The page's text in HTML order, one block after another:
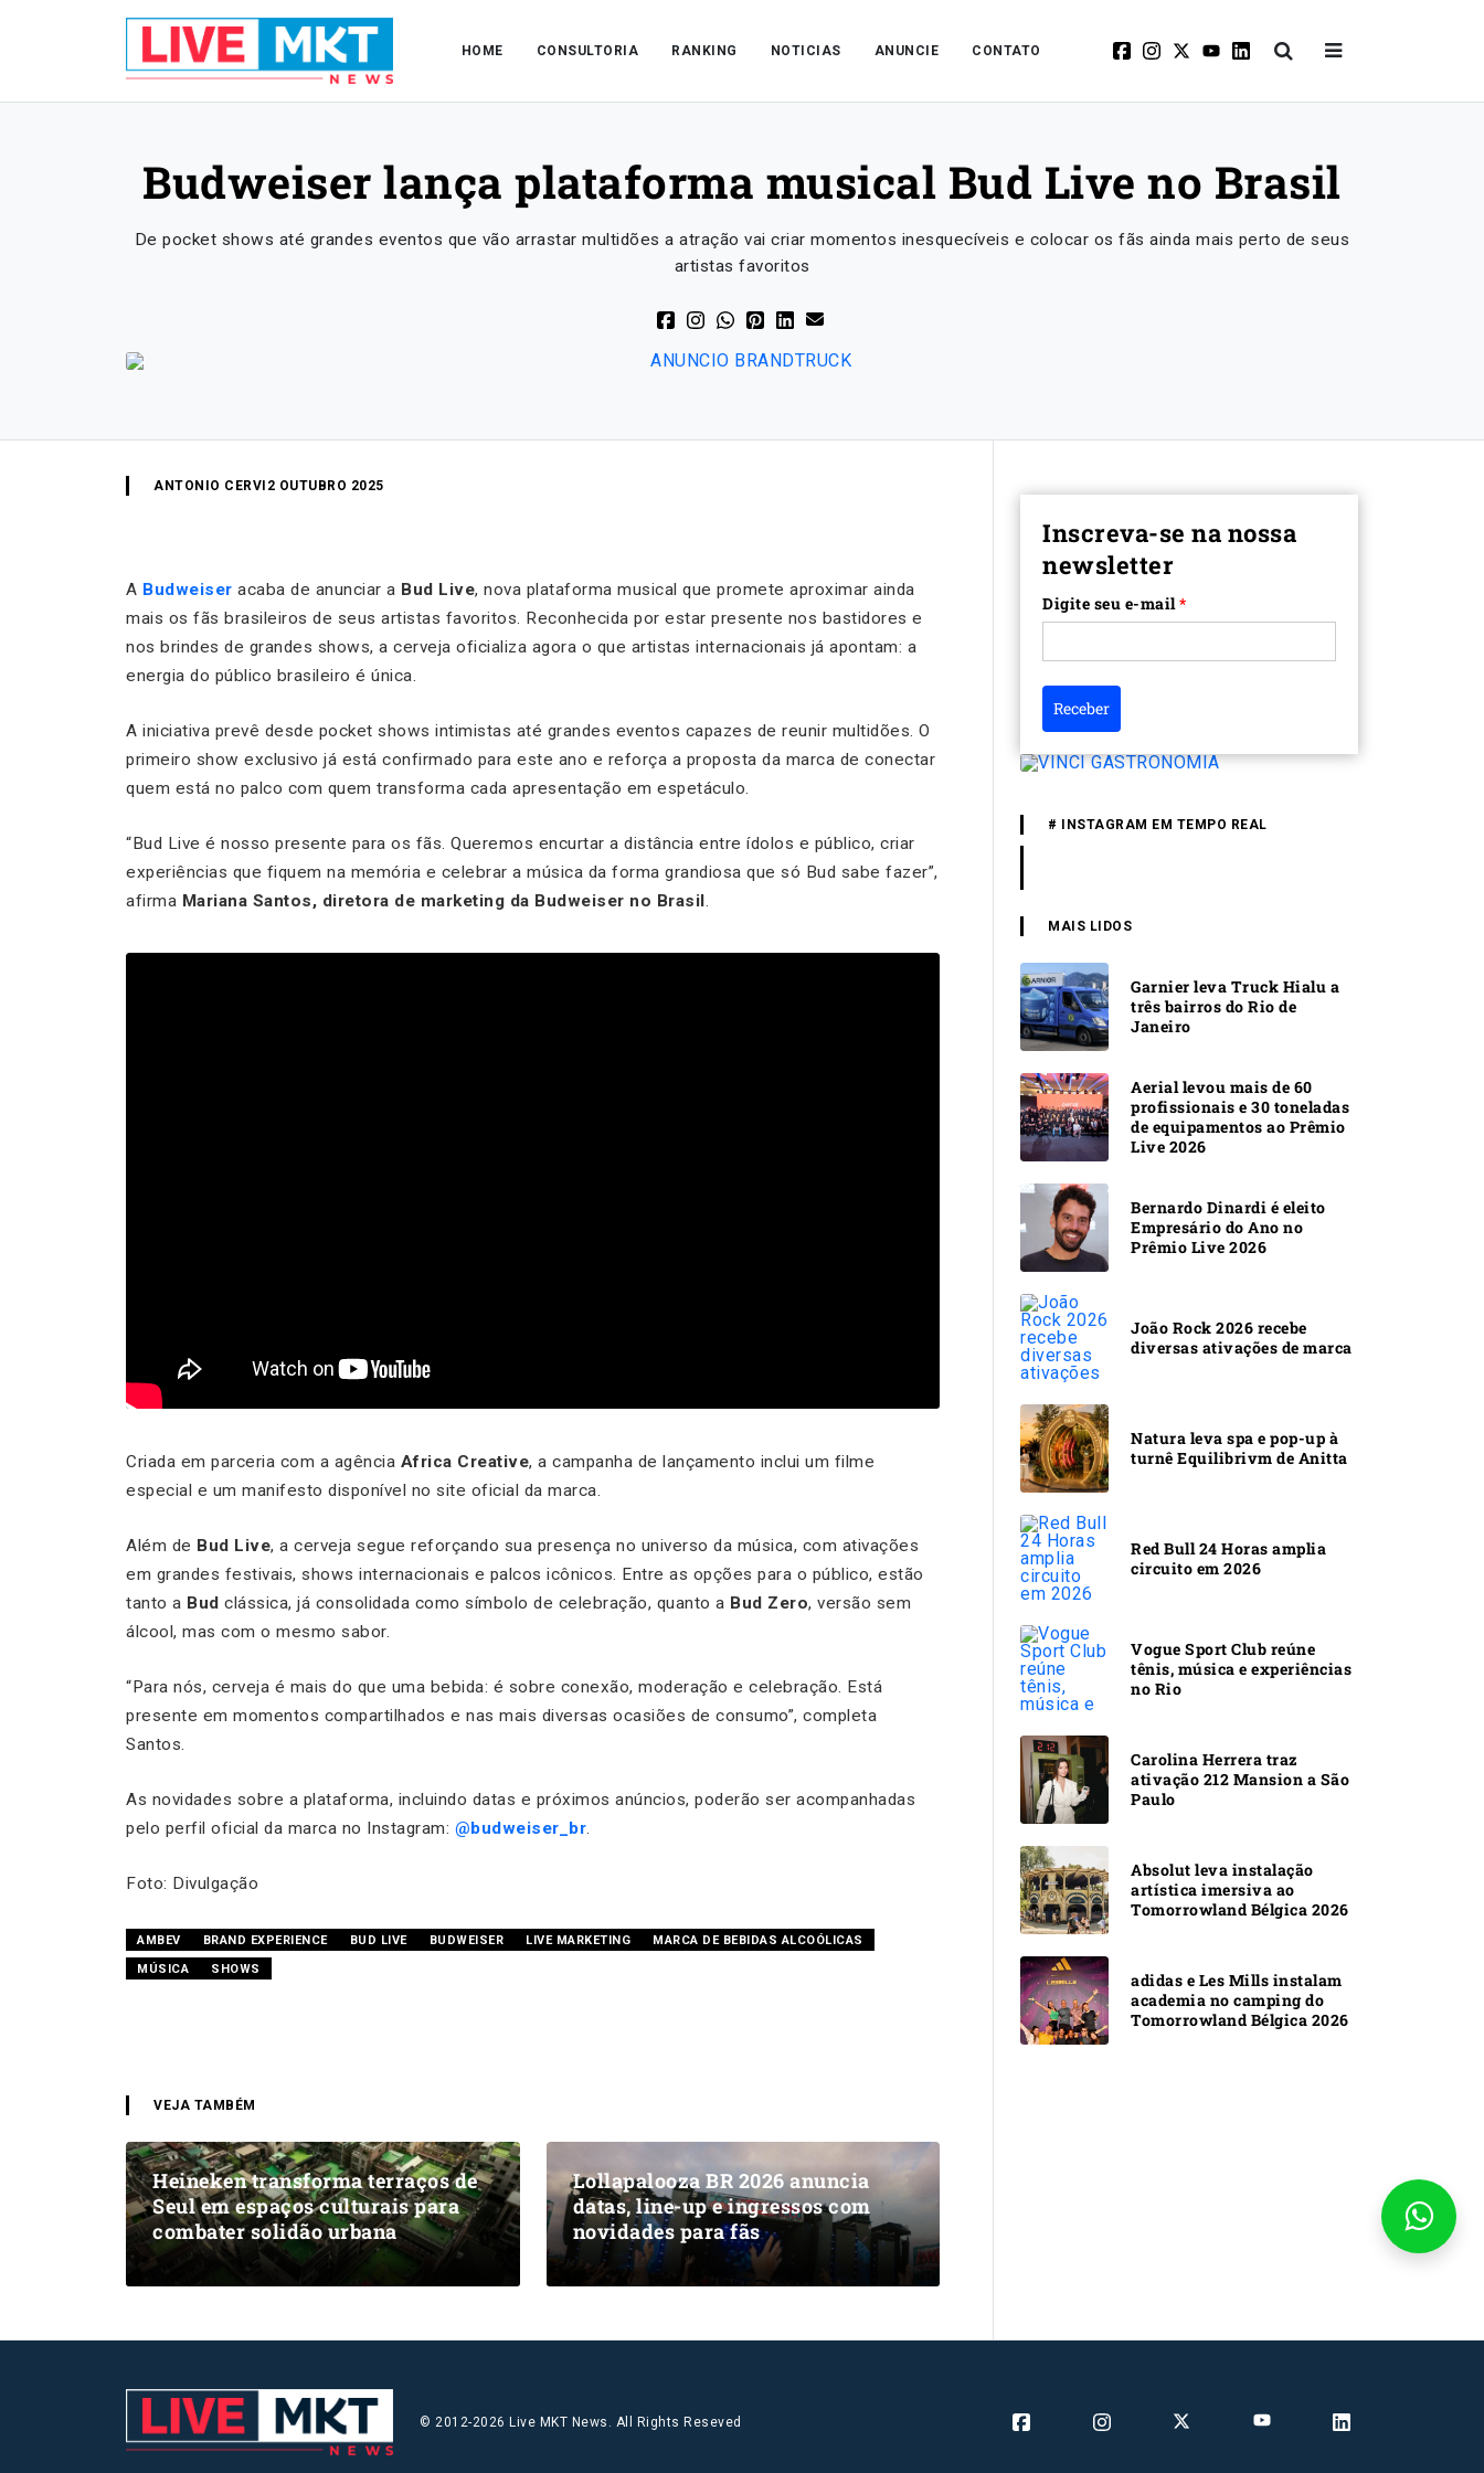
HOME CONSULTORIA RANKING NOTICIAS ANUNCIE CONTATO
Budweiser lança plataforma musical Bud Live no Brasil
De pocket shows até grandes eventos que vão arrastar multidões a atração vai criar momentos inesquecíveis e colocar os fãs ainda mais perto de seus
artistas favoritos
ANTONIO CERVI 2 OUTUBRO 2025
A Budweiser acaba de anunciar a Bud Live, nova plataforma musical que promete aproximar ainda
mais os fãs brasileiros de seus artistas favoritos. Reconhecida por estar presente nos bastidores e
nos brindes de grandes shows, a cerveja oficializa agora o que artistas internacionais já apontam: a
energia do público brasileiro é única.
A iniciativa prevê desde pocket shows intimistas até grandes eventos capazes de reunir multidões. O
primeiro show exclusivo já está confirmado para este ano e reforça a proposta da marca de conectar
quem está no palco com quem transforma cada apresentação em espetáculo.
“Bud Live é nosso presente para os fãs. Queremos encurtar a distância entre ídolos e público, criar
experiências que fiquem na memória e celebrar a música da forma grandiosa que só Bud sabe fazer”,
afirma Mariana Santos, diretora de marketing da Budweiser no Brasil.
Criada em parceria com a agência Africa Creative, a campanha de lançamento inclui um filme
especial e um manifesto disponível no site oficial da marca.
Além de Bud Live, a cerveja segue reforçando sua presença no universo da música, com ativações
em grandes festivais, shows internacionais e palcos icônicos. Entre as opções para o público, estão
tanto a Bud clássica, já consolidada como símbolo de celebração, quanto a Bud Zero, versão sem
álcool, mas com o mesmo sabor.
“Para nós, cerveja é mais do que uma bebida: é sobre conexão, moderação e celebração. Está
presente em momentos compartilhados e nas mais diversas ocasiões de consumo”, completa
Santos.
As novidades sobre a plataforma, incluindo datas e próximos anúncios, poderão ser acompanhadas
pelo perfil oficial da marca no Instagram: @budweiser_br.
Foto: Divulgação
AMBEV BRAND EXPERIENCE BUD LIVE BUDWEISER LIVE MARKETING
MARCA DE BEBIDAS ALCOÓLICAS
MÚSICA
SHOWS
VEJA TAMBÉM
Heineken transforma terraços de
Seul em espaços culturais para
combater solidão urbana
Lollapalooza BR 2026 anuncia
datas, line-up e ingressos com
novidades para fãs
Inscreva-se na nossa
newsletter
Digite seu e-mail*
Receber
# INSTAGRAM EM TEMPO REAL
MAIS LIDOS
Garnier leva Truck Hialu a
três bairros do Rio de
Janeiro
Aerial levou mais de 60
profissionais e 30 toneladas
de equipamentos ao Prêmio
Live 2026
Bernardo Dinardi é eleito
Empresário do Ano no
Prêmio Live 2026
João Rock 2026 recebe
diversas ativações de marca
Natura leva spa e pop-up à
turnê Equilibrivm de Anitta
Red Bull 24 Horas amplia
circuito em 2026
Vogue Sport Club reúne
tênis, música e experiências
no Rio
Carolina Herrera traz
ativação 212 Mansion a São
Paulo
Absolut leva instalação
artística imersiva ao
Tomorrowland Bélgica 2026
adidas e Les Mills instalam
academia no camping do
Tomorrowland Bélgica 2026
© 2012-2026 Live MKT News. All Rights Reseved